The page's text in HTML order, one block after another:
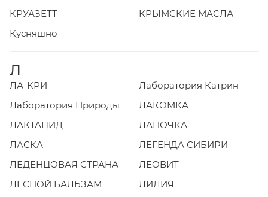
КРУАЗЕТТ
КРЫМСКИЕ МАСЛА
Кусняшно
Л
ЛА-КРИ
Лаборатория Катрин
Лаборатория Природы
ЛАКОМКА
ЛАКТАЦИД
ЛАПОЧКА
ЛАСКА
ЛЕГЕНДА СИБИРИ
ЛЕДЕНЦОВАЯ СТРАНА
ЛЕОВИТ
ЛЕСНОЙ БАЛЬЗАМ
ЛИЛИЯ